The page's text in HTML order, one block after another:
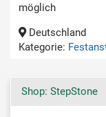
möglich
Deutschland
Kategorie:
Shop: StepStone